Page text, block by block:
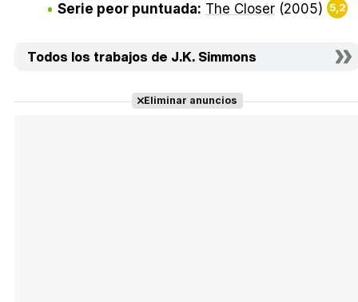
Serie peor puntuada: The Closer (2005) 5,2
Todos los trabajos de J.K. Simmons
Eliminar anuncios